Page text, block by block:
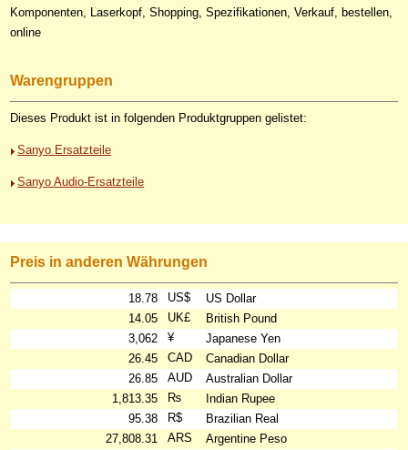
Komponenten, Laserkopf, Shopping, Spezifikationen, Verkauf, bestellen,
online
Warengruppen
Dieses Produkt ist in folgenden Produktgruppen gelistet:
Sanyo Ersatzteile
Sanyo Audio-Ersatzteile
Preis in anderen Währungen
18.78 US$
US Dollar
14.05
UK£
British Pound
3,062
¥
Japanese Yen
26.45
CAD
Canadian Dollar
26.85
AUD
Australian Dollar
1,813.35
₨
Indian Rupee
95.38
R$
Brazilian Real
27,808.31
ARS
Argentine Peso